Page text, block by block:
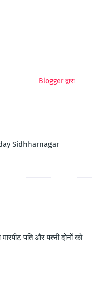
Blogger द्वारा
Sidhharnagar
पति और पत्नी दोनों को